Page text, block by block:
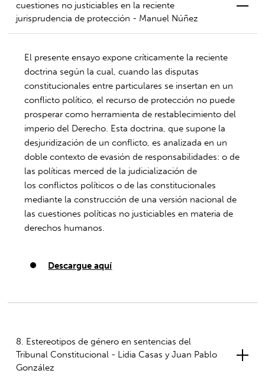
cuestiones no justiciables en la reciente
jurisprudencia de protección - Manuel Núñez
El presente ensayo expone críticamente la reciente
doctrina según la cual, cuando las disputas
constitucionales entre particulares se insertan en un
conflicto político, el recurso de protección no puede
prosperar como herramienta de restablecimiento del
imperio del Derecho. Esta doctrina, que supone la
desjuridización de un conflicto, es analizada en un
doble contexto de evasión de responsabilidades: o de
las políticas merced de la judicialización de
los conflictos políticos o de las constitucionales
mediante la construcción de una versión nacional de
las cuestiones políticas no justiciables en materia de
derechos humanos.
Descargue aquí
8. Estereotipos de género en sentencias del
Tribunal Constitucional - Lidia Casas y Juan Pablo
González